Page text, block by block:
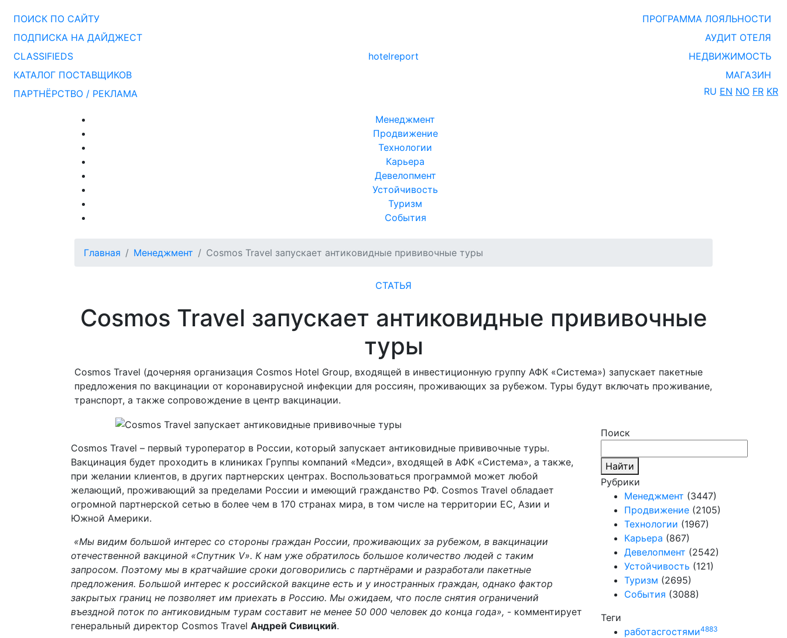
hotelreport
ПОИСК ПО САЙТУ
ПОДПИСКА НА ДАЙДЖЕСТ
CLASSIFIEDS
КАТАЛОГ ПОСТАВЩИКОВ
ПАРТНЁРСТВО / РЕКЛАМА
ПРОГРАММА ЛОЯЛЬНОСТИ
АУДИТ ОТЕЛЯ
НЕДВИЖИМОСТЬ
МАГАЗИН
RU EN NO FR KR
Менеджмент
Продвижение
Технологии
Карьера
Девелопмент
Устойчивость
Туризм
События
Главная Менеджмент Cosmos Travel запускает антиковидные прививочные туры
СТАТЬЯ
Cosmos Travel запускает антиковидные прививочные
туры
Cosmos Travel (дочерняя организация Cosmos Hotel Group, входящей в инвестиционную группу АФК «Система») запускает пакетные
предложения по вакцинации от коронавирусной инфекции для россиян, проживающих за рубежом. Туры будут включать проживание,
транспорт, а также сопровождение в центр вакцинации.
Cosmos Travel– первый туроператор в России, который запускает антиковидные прививочные туры.
Вакцинация будет проходить в клиниках Группы компаний «Медси», входящей в АФК «Система», а также,
при желании клиентов, в других партнерских центрах. Воспользоваться программой может любой
желающий, проживающий за пределами России и имеющий гражданство РФ. Cosmos Travelобладает
огромной партнерской сетью в более чем в 170 странах мира, в том числе на территории ЕС, Азии и
Южной Америки.
«Мы видим большой интерес со стороны граждан России, проживающих за рубежом, в вакцинации
отечественной вакциной «Спутник V». К нам уже обратилось большое количество людей с таким
запросом. Поэтому мы в кратчайшие сроки договорились с партнёрами и разработали пакетные
предложения. Большой интерес к российской вакцине есть и у иностранных граждан, однако фактор
закрытых границ не позволяет им приехать в Россию. Мы ожидаем, что после снятия ограничений
въездной поток по антиковидным турам составит не менее 50 000 человек до конца года», - комментирует
генеральный директор Cosmos TravelАндрей Сивицкий.
Поиск
Найти
Рубрики
Менеджмент (3447)
Продвижение (2105)
Технологии (1967)
Карьера (867)
Девелопмент (2542)
Устойчивость (121)
Туризм (2695)
События (3088)
Теги
работасгостями4883